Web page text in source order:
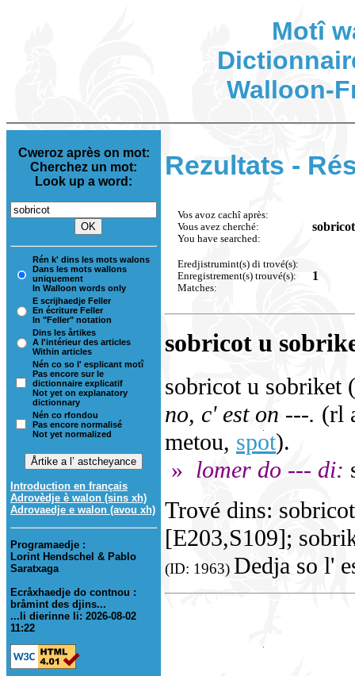
Motî
Walloon-
Cweroz après on mot:
Cherchez un mot:
Look up a word:
Rén k' dins les mots walons
Dans les mots wallons
uniquement
In Walloon words only
E scrijhaedje Feller
En écriture Feller
In "Feller" notation
Dins les årtikes
A l'intérieur des articles
Within articles
Nén co so l' esplicant motî
Pas encore sur le
dictionnaire explicatif
Not yet on explanatory
dictionnary
Nén co rfondou
Pas encore normalisé
Not yet normalized
Introduction en français
Adrovèdje è walon (sins xh)
Adrovaedje e walon (avou xh)
Programaedje :
Lorint Hendschel & Pablo
Saratxaga
Ecråxhaedje do contnou :
bråmint des djins...
...li dierinne li: 2026-08-02
11:22
Rezultats -
Vos avoz cachî après:
Vous avez cherché:
You have searched:
sobricot
Eredjistrumint(s) di trové(s):
Enregistrement(s) trouvé(s):
Matches:
1
sobricot u
sobricot u sobriket
no, c' est on ---. (rl
metou, spot).
» lomer do --- di:
Trové dins:
[E203,S109];
(ID: 1963) Dedja so l'